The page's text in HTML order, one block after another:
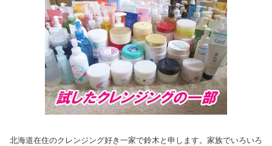
北海道在住のクレンジング好き一家で鈴木と申します。家族でいろいろ